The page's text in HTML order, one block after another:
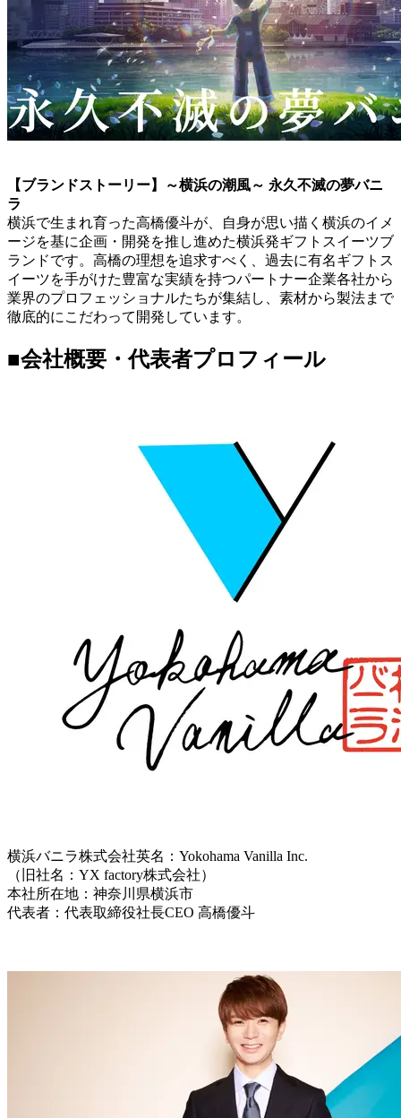
【ブランドストーリー】～横浜の潮風～ 永久不滅の夢バニ
ラ
横浜で生まれ育った高橋優斗が、自身が思い描く横浜のイメ
ージを基に企画・開発を推し進めた横浜発ギフトスイーツブ
ランドです。高橋の理想を追求すべく、過去に有名ギフトス
イーツを手がけた豊富な実績を持つパートナー企業各社から
業界のプロフェッショナルたちが集結し、素材から製法まで
徹底的にこだわって開発しています。
■会社概要・代表者プロフィール
横浜バニラ株式会社英名：Yokohama Vanilla Inc.
（旧社名：YX factory株式会社）
本社所在地：神奈川県横浜市
代表者：代表取締役社長CEO 高橋優斗